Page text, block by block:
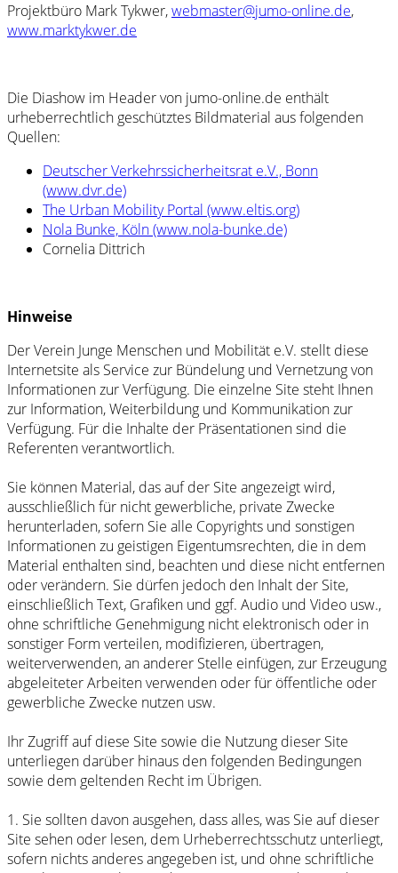
Projektbüro Mark Tykwer,webmaster@jumo-online.de,
www.marktykwer.de
Die Diashow im Header von jumo-online.de enthält
urheberrechtlich geschütztes Bildmaterial aus folgenden
Quellen:
Deutscher Verkehrssicherheitsrat e.V., Bonn
(www.dvr.de)
The Urban Mobility Portal (www.eltis.org)
Nola Bunke, Köln (www.nola-bunke.de)
Cornelia Dittrich
Hinweise
Der Verein Junge Menschen und Mobilität e.V. stellt diese
Internetsite als Service zur Bündelung und Vernetzung von
Informationen zur Verfügung. Die einzelne Site steht Ihnen
zur Information, Weiterbildung und Kommunikation zur
Verfügung. Für die Inhalte der Präsentationen sind die
Referenten verantwortlich.
Sie können Material, das auf der Site angezeigt wird,
ausschließlich für nicht gewerbliche, private Zwecke
herunterladen, sofern Sie alle Copyrights und sonstigen
Informationen zu geistigen Eigentumsrechten, die in dem
Material enthalten sind, beachten und diese nicht entfernen
oder verändern. Sie dürfen jedoch den Inhalt der Site,
einschließlich Text, Grafiken und ggf. Audio und Video usw.,
ohne schriftliche Genehmigung nicht elektronisch oder in
sonstiger Form verteilen, modifizieren, übertragen,
weiterverwenden, an anderer Stelle einfügen, zur Erzeugung
abgeleiteter Arbeiten verwenden oder für öffentliche oder
gewerbliche Zwecke nutzen usw.
Ihr Zugriff auf diese Site sowie die Nutzung dieser Site
unterliegen darüber hinaus den folgenden Bedingungen
sowie dem geltenden Recht im Übrigen.
1. Sie sollten davon ausgehen, dass alles, was Sie auf dieser
Site sehen oder lesen, dem Urheberrechtsschutz unterliegt,
sofern nichts anderes angegeben ist, und ohne schriftliche